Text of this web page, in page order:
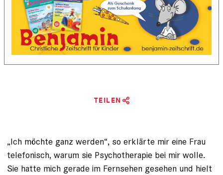
TEILEN
„Ich möchte ganz werden“, so erklärte mir eine Frau
telefonisch, warum sie Psychotherapie bei mir wolle.
Sie hatte mich gerade im Fernsehen gesehen und hielt